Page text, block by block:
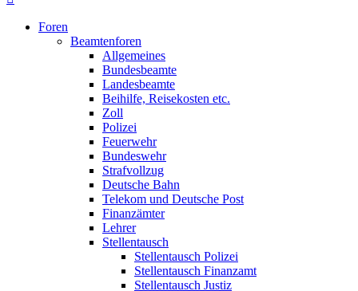
Foren
Beamtenforen
Allgemeines
Bundesbeamte
Landesbeamte
Beihilfe, Reisekosten etc.
Zoll
Polizei
Feuerwehr
Bundeswehr
Strafvollzug
Deutsche Bahn
Telekom und Deutsche Post
Finanzämter
Lehrer
Stellentausch
Stellentausch Polizei
Stellentausch Finanzamt
Stellentausch Justiz